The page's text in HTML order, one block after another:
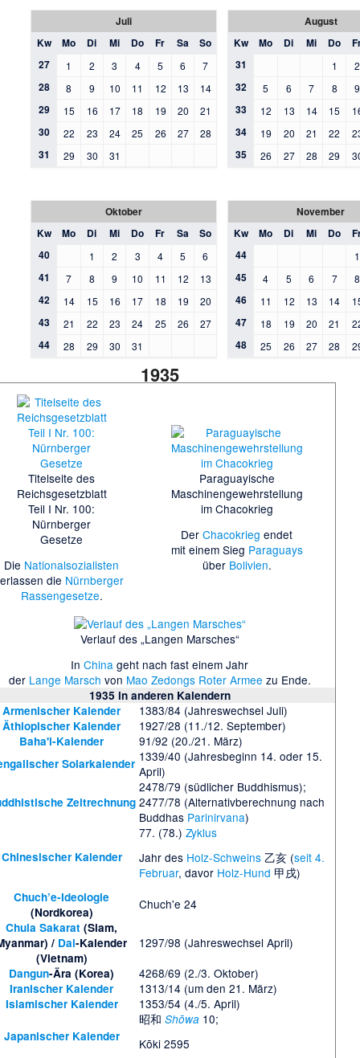
Juli
Kw
Mo Di Mi Do Fr Sa
So
27
1 2 3 4 5 6 7
28 8 9 10 11 12 13 14
29 15 16 17 18 19 20 21
30 22 23 24 25 26 27 28
31 29 30 31
August
Kw
Mo Di Mi Do
31
1 2
32 5 6 7 8 9
33 12 13 14 15
34 19 20 21 22
35 26 27 28 29
Oktober
Kw
Mo Di Mi Do Fr Sa
So
40
1 2 3 4 5 6
41 7 8 9 10 11 12 13
42 14 15 16 17 18 19 20
43 21 22 23 24 25 26 27
44 28 29 30 31
November
Kw
Mo Di Mi Do
44
1
45 4 5 6 7 8
46 11 12 13 14
47 18 19 20 21
48 25 26 27 28
1935
Titelseite des
Reichsgesetzblatt
Teil I Nr. 100:
Nürnberger
Gesetze
Die Nationalsozialisten
erlassen die Nürnberger
Rassengesetze.
Paraguayische
Maschinengewehrstellung
im Chacokrieg
DerChacokrieg endet
mit einem Sieg Paraguays
über Bolivien.
Verlauf des „Langen Marsches“
InChina geht nach fast einem Jahr
der Lange Marsch von Mao Zedongs Roter Armee zu Ende.
1935 in anderen Kalendern
Armenischer Kalender
1383/84 (Jahreswechsel Juli)
Äthiopischer Kalender 1927/28 (11./12. September)
Baha'i-Kalender 91/92 (20./21. März)
Solarkalender 1339/40 (Jahresbeginn 14. oder 15.
April)
Zeitrechnung
2478/79 (südlicher Buddhismus);
2477/78 (Alternativberechnung nach
Buddhas Parinirvana)
Chinesischer Kalender
77. (78.) Zyklus
Jahr des Holz-Schweins乙亥 (seit 4.
Februar, davor Holz-Hund 甲戌)
Chuch’e-Ideologie
(Nordkorea)
Chuch'e 24
Chula Sakarat (Siam,
/ Dai-Kalender
(Vietnam)
1297/98 (Jahreswechsel April)
Dangun-Ära (Korea) 4268/69 (2./3. Oktober)
Iranischer Kalender 1313/14 (um den 21. März)
Islamischer Kalender 1353/54 (4./5. April)
Japanischer Kalender
昭和 Shōwa 10;
Kōki 2595